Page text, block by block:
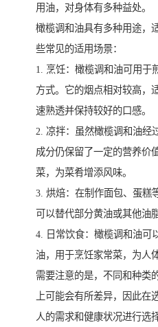
用油，对身体有多种益处。
橄榄调和油具有多种用途，
些常见的适用场景：
1. 烹饪：橄榄调和油可用于
方式。它的烟点相对较高，
速熟透并保持较好的口感。
2. 凉拌：虽然橄榄调和油经
成分仍保留了一定的营养价
菜，为菜肴增添风味。
3. 烘焙：在制作面包、蛋糕
可以替代部分黄油或其他油
4. 日常饮食：橄榄调和油可
油，用于烹饪家常菜，为人
需要注意的是，不同和种类
上可能会有所差异，因此在
人的需求和健康状况进行选